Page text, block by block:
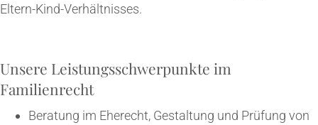
Eltern-Kind-Verhältnisses.
Unse­re Leis­tungs­schwer­punk­te im
Familienrecht
Bera­tung im Ehe­recht, Gestal­tung und Prü­fung von